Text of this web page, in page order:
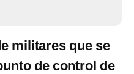
militares que se
de control de